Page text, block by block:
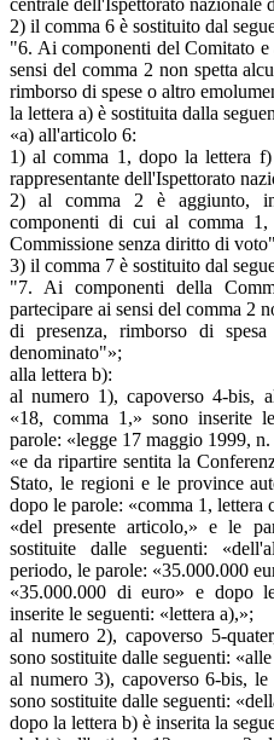
2) il comma 6 è sostituito dal
"6. Ai componenti del Comitato
sensi del comma 2 non spetta
rimborso di spese o altro
la lettera a) è sostituita dalla
«a) all'articolo 6:
1) al comma 1, dopo la lettera
rappresentante dell'Ispettorato
2) al comma 2 è aggiunto,
componenti di cui al comma
Commissione senza diritto di
3) il comma 7 è sostituito dal
"7. Ai componenti della
partecipare ai sensi del comma 2
di presenza, rimborso di
denominato"»;
alla lettera b):
al numero 1), capoverso 4-bis,
«18, comma 1,» sono inserite
parole: «legge 17 maggio 1999,
«e da ripartire sentita la
Stato, le regioni e le province
dopo le parole: «comma 1, lettera
«del presente articolo,» e le
sostituite dalle seguenti:
periodo, le parole: «35.000.000
«35.000.000 di euro» e dopo
inserite le seguenti: «lettera a),»;
al numero 2), capoverso 5-
sono sostituite dalle seguenti:
al numero 3), capoverso 6-bis,
sono sostituite dalle seguenti:
dopo la lettera b) è inserita la